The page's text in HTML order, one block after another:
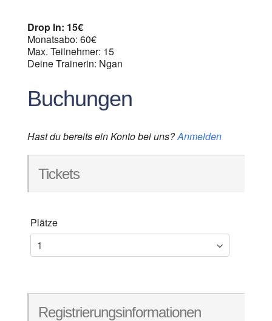
Drop In: 15€
Monatsabo: 60€
Max. Teilnehmer: 15
Deine Trainerin: Ngan
Buchungen
Hast du bereits ein Konto bei uns?Anmelden
Tickets
Plätze
Registrierungsinformationen